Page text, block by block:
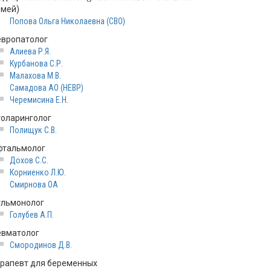
Попова Ольга Николаевна (СВО)
Алиева Р.Я.
Курбанова С.Р.
Малахова М.В.
Самадова АО (НЕВР)
Черемисина Е.Н.
Полищук С.В.
Дохов С.С.
Корниенко Л.Ю.
Смирнова ОА
Голубев А.П.
Смородинов Д.В.
для беременных